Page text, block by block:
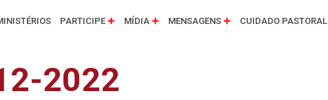
PARTICIPE MÍDIA MENSAGENS CUIDADO PASTORAL
2022